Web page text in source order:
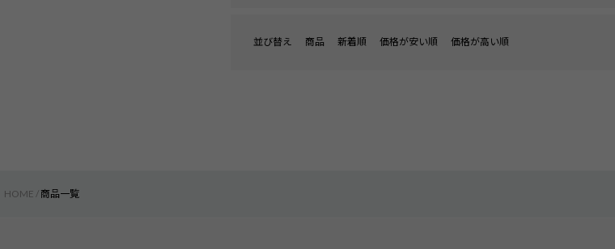
並び替え 商品 新着順 価格が安い順 価格が高い順
HOME 商品一覧